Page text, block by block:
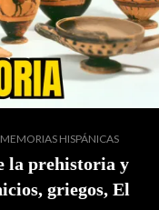
MEMORIAS HISPÁNICAS
la prehistoria y
griegos, El